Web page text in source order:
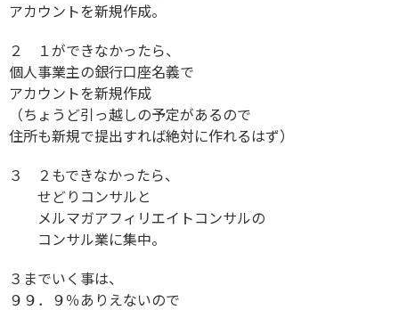
アカウントを新規作成。
２ １ができなかったら、
個人事業主の銀行口座名義で
アカウントを新規作成
（ちょうど引っ越しの予定があるので
住所も新規で提出すれば絶対に作れるはず）
３ ２もできなかったら、
せどりコンサルと
メルマガアフィリエイトコンサルの
コンサル業に集中。
３までいく事は、
９９．９％ありえないので